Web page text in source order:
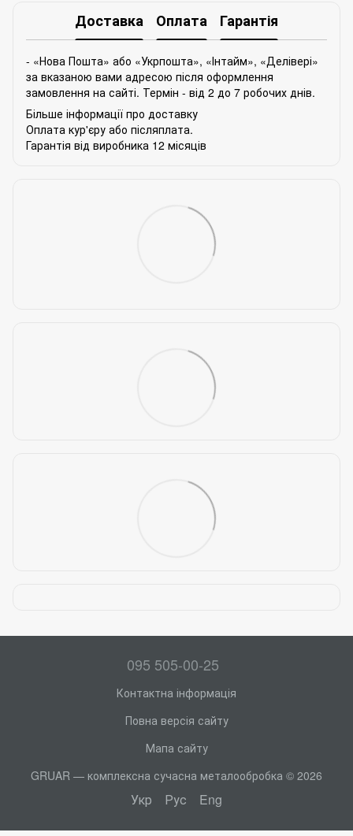
Доставка Оплата Гарантія
- «Нова Пошта» або «Укрпошта», «Інтайм», «Делівері»
за вказаною вами адресою після оформлення
замовлення на сайті. Термін - від 2 до 7 робочих днів.
Більше інформації про доставку
Оплата кур'єру або післяплата.
Гарантія від виробника 12 місяців
095 505-00-25
Контактна інформація
Повна версія сайту
Мапа сайту
GRUAR — комплексна сучасна металообробка © 2026
Укр Рус Eng